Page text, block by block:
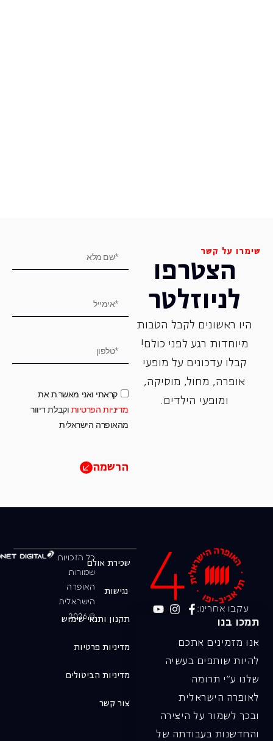
שימרו על קשר
הצטרפו
לניוזלטר
היו ראשונים לקבל הטבות
מיוחדות רגע לפני כולם!
קבלו עדכונים על מופעי
אופרה, ‏מחול, ‏מוסיקה,
ומופעי הילדים.
קראתי ואני מאשר.ת את
מדיניות הפרטיות וקבלת דיוור
מהאופרה הישראלית
הרשמה
עקבו אחרינו:
תמכו בנו
אנו מזמינים אתכם
להיות שותפים בעשיה
שלנו ע"י תרומה
לאופרה הישראלית
ובכך לשמור על היצירה
והחדשנות בעבודתה של
כל הזכויות
שמורות
האופרה
הישראלית
© 2026
שכירת אולם
נגישות
תקנון ותנאי שימוש
מדיניות פרטיות
מדיניות הביטולים
צור קשר